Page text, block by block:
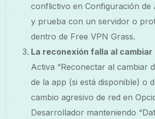
conflictivo en Configuración de
y prueba con un servidor o
dentro de Free VPN Grass.
La reconexión falla al cambiar
Activa “Reconectar al cambiar
de la app (si está disponible) o
cambio agresivo de red en
Desarrollador manteniendo